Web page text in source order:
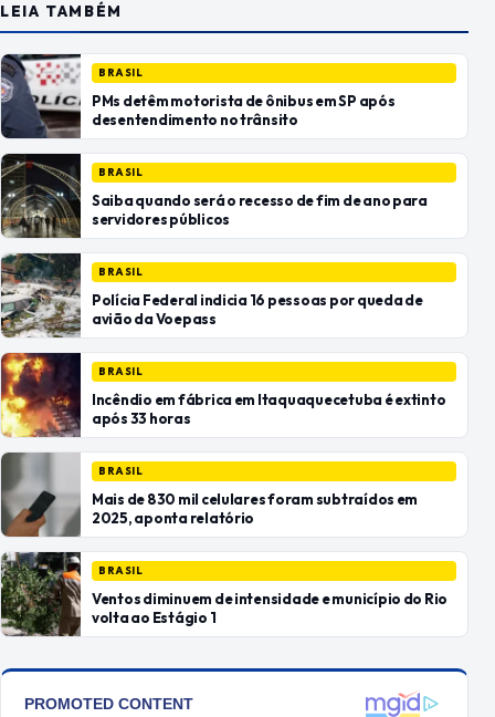
LEIA TAMBÉM
BRASIL
PMs detêm motorista de ônibus em SP após
desentendimento no trânsito
BRASIL
Saiba quando será o recesso de fim de ano para
servidores públicos
BRASIL
Polícia Federal indicia 16 pessoas por queda de
avião da Voepass
BRASIL
Incêndio em fábrica em Itaquaquecetuba é extinto
após 33 horas
BRASIL
Mais de 830 mil celulares foram subtraídos em
2025, aponta relatório
BRASIL
Ventos diminuem de intensidade e município do Rio
volta ao Estágio 1